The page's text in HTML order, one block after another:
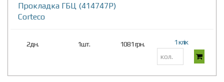
Прокладка ГБЦ (414747P)
Corteco
2дн. 1шт. 1081 грн. 1 клік